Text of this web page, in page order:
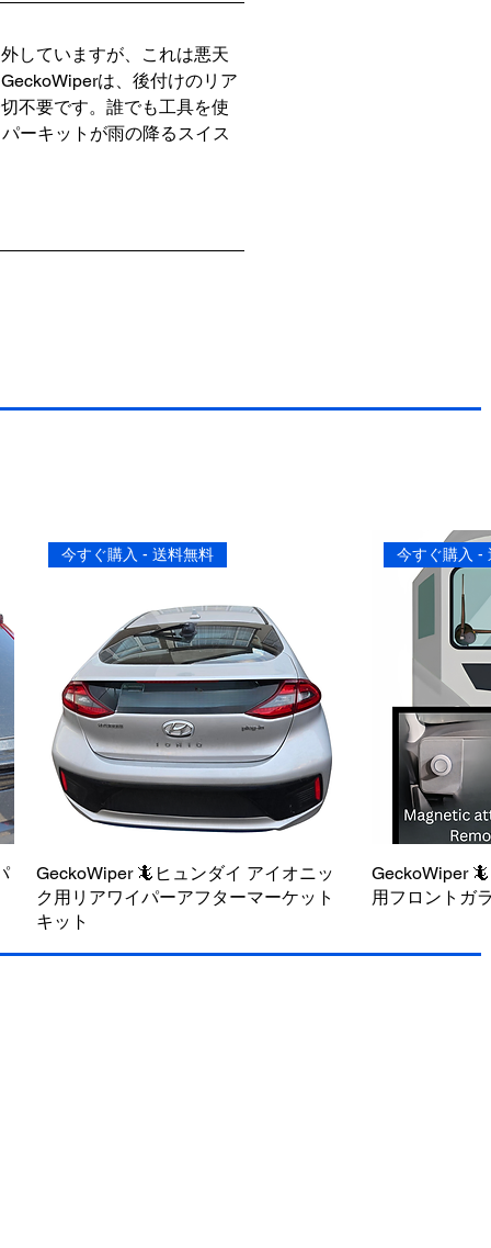
していますが、これは悪天
は、後付けのリア
不要です。誰でも工具を使
ーキットが雨の降るスイス
クイックビュー
今すぐ購入 - 送料無料
GeckoWiper 🦎ヒュンダイ アイオニッ
ク用リアワイパーアフターマーケット
キット
今すぐ購入 -
GeckoWiper
用フロントガ
今すぐ購入 - 送料無料 今すぐ購入 -
今すぐ購入 - 送料無料 今すぐ購入 -